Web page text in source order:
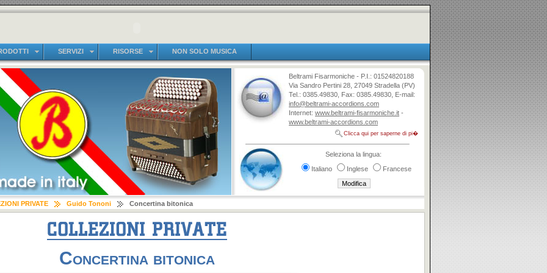
SERVIZI RISORSE NON SOLO MUSICA
Beltrami Fisarmoniche - P.I.: 01524820188
Via Sandro Pertini 28, 27049 Stradella (PV)
Tel.: 0385.49830, Fax: 0385.49830, E-mail:
info@beltrami-accordions.com
Internet: www.beltrami-fisarmoniche.it -
www.beltrami-accordions.com
Clicca qui per saperne di pi�
Seleziona la lingua:
Italiano
Inglese Francese
PRIVATE Guido Tononi Concertina bitonica
Concertina bitonica